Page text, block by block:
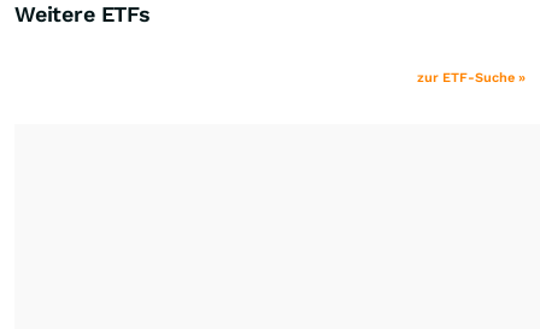
Weitere ETFs
zur ETF-Suche »